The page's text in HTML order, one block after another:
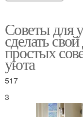
Советы для
сделать
простых
уюта
517
3